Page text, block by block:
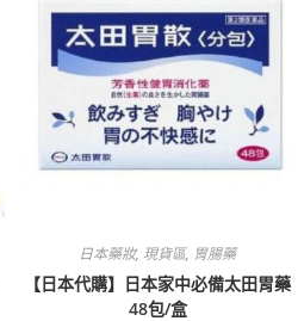
日本藥妝, 現貨區, 胃腸藥
【日本代購】日本家中必備太田胃藥
48包/盒